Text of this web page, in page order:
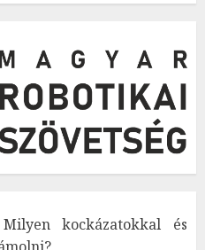
kockázatokkal és